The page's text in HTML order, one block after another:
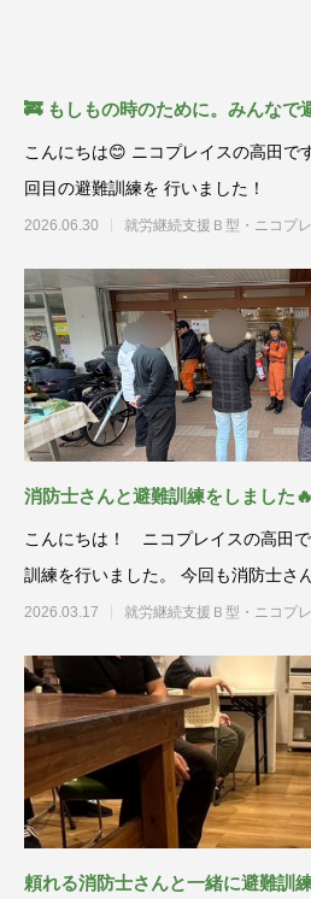
🚒 もしもの時のために。みんなで
こんにちは😊 ニコプレイスの高田で
回目の避難訓練を 行いました！
2026.06.30 就労継続支援Ｂ型・
消防士さんと避難訓練をしました🔥
こんにちは！ ニコプレイスの高田
訓練を行いました。 今回も消防士さ
2026.03.17 就労継続支援Ｂ型・
頼れる消防士さんと一緒に避難訓